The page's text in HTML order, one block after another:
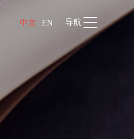
中文 | EN 导航